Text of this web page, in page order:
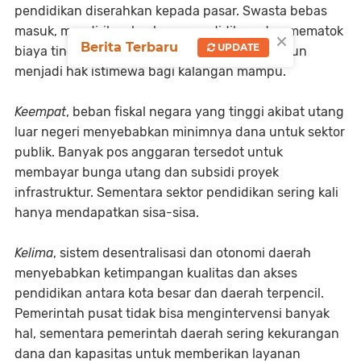
pendidikan diserahkan kepada pasar. Swasta bebas
masuk, mendirikan lembaga pendidikan, dan mematok
biaya tinggi sesuai logika bisnis. Pendidikan pun
menjadi hak istimewa bagi kalangan mampu.
Keempat, beban fiskal negara yang tinggi akibat utang
luar negeri menyebabkan minimnya dana untuk sektor
publik. Banyak pos anggaran tersedot untuk
membayar bunga utang dan subsidi proyek
infrastruktur. Sementara sektor pendidikan sering kali
hanya mendapatkan sisa-sisa.
Kelima, sistem desentralisasi dan otonomi daerah
menyebabkan ketimpangan kualitas dan akses
pendidikan antara kota besar dan daerah terpencil.
Pemerintah pusat tidak bisa mengintervensi banyak
hal, sementara pemerintah daerah sering kekurangan
dana dan kapasitas untuk memberikan layanan
×
Berita Terbaru UPDATE